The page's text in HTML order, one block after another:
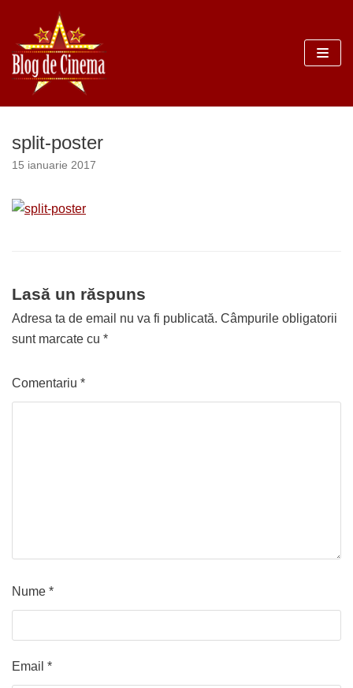
Sari
la
conținut
split-poster
15 ianuarie 2017
Lasă un răspuns
Adresa ta de email nu va fi publicată. Câmpurile obligatorii
sunt marcate cu *
Comentariu *
Nume *
Email *